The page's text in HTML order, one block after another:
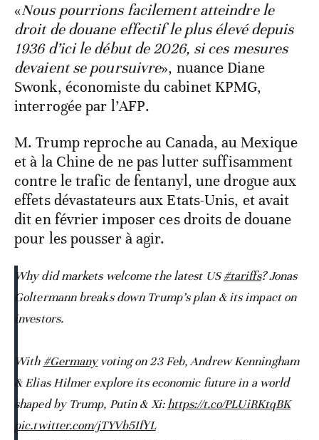
«Nous pourrions facilement atteindre le
droit de douane effectif le plus élevé depuis
1936 d’ici le début de 2026, si ces mesures
devaient se poursuivre», nuance Diane
Swonk, économiste du cabinet KPMG,
interrogée par l’AFP.
M. Trump reproche au Canada, au Mexique
et à la Chine de ne pas lutter suffisamment
contre le trafic de fentanyl, une drogue aux
effets dévastateurs aux Etats-Unis, et avait
dit en février imposer ces droits de douane
pour les pousser à agir.
Why did markets welcome the latest US#tariffs? Jonas
Goltermann breaks down Trump’s plan & its impact on
investors.
With #Germanyvoting on 23 Feb, Andrew Kenningham
& Elias Hilmer explore its economic future in a world
shaped by Trump, Putin & Xi:https://t.co/PLUiRKtqBK
pic.twitter.com/jTYVb5IfYL